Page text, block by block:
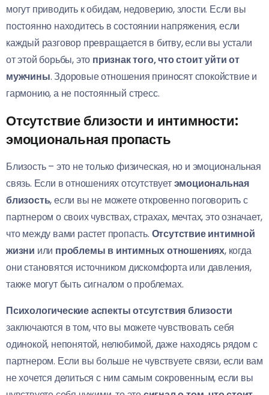
могут приводить к обидам, недоверию, злости. Если вы
постоянно находитесь в состоянии напряжения, если
каждый разговор превращается в битву, если вы устали
от этой борьбы, это признак того, что стоит уйти от
мужчины. Здоровые отношения приносят спокойствие и
гармонию, а не постоянный стресс.
Отсутствие близости и интимности:
эмоциональная пропасть
Близость – это не только физическая, но и эмоциональная
связь. Если в отношениях отсутствуетэмоциональная
близость, если вы не можете откровенно поговорить с
партнером о своих чувствах, страхах, мечтах, это означает,
что между вами растет пропасть. Отсутствие интимной
жизни или проблемы в интимных отношениях, когда
они становятся источником дискомфорта или давления,
также могут быть сигналом о проблемах.
Психологические аспекты отсутствия близости
заключаются в том, что вы можете чувствовать себя
одинокой, непонятой, нелюбимой, даже находясь рядом с
партнером. Если вы больше не чувствуете связи, если вам
не хочется делиться с ним самым сокровенным, если вы